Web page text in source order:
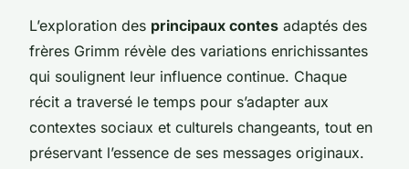
L’exploration des principaux contes adaptés des
frères Grimm révèle des variations enrichissantes
qui soulignent leur influence continue. Chaque
récit a traversé le temps pour s’adapter aux
contextes sociaux et culturels changeants, tout en
préservant l’essence de ses messages originaux.